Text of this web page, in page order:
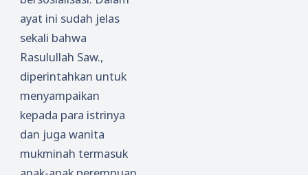
ayat ini sudah jelas
sekali bahwa
Rasulullah Saw.,
diperintahkan untuk
menyampaikan
kepada para istrinya
dan juga wanita
mukminah termasuk